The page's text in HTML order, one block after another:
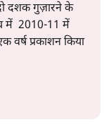
दशक गुज़ारने के
में 2010-11 में
वर्ष प्रकाशन किया